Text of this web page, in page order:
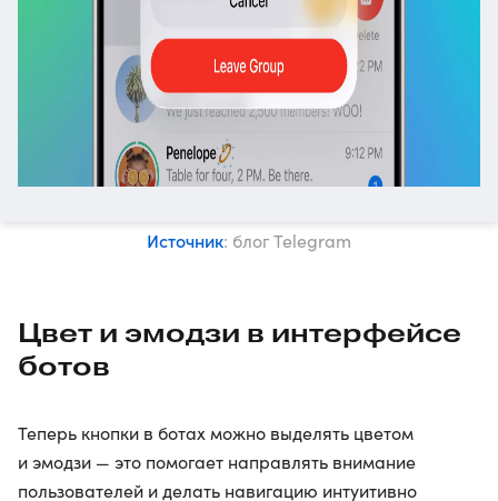
Источник: блог Telegram
Цвет и эмодзи в интерфейсе
ботов
Теперь кнопки в ботах можно выделять цветом
и эмодзи — это помогает направлять внимание
пользователей и делать навигацию интуитивно